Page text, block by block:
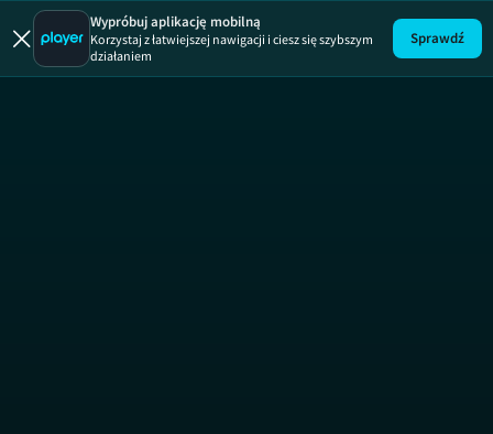
Uwaga!
Wypróbuj aplikację mobilną
Korzystaj z łatwiejszej nawigacji i ciesz się szybszym
działaniem
Sprawdź